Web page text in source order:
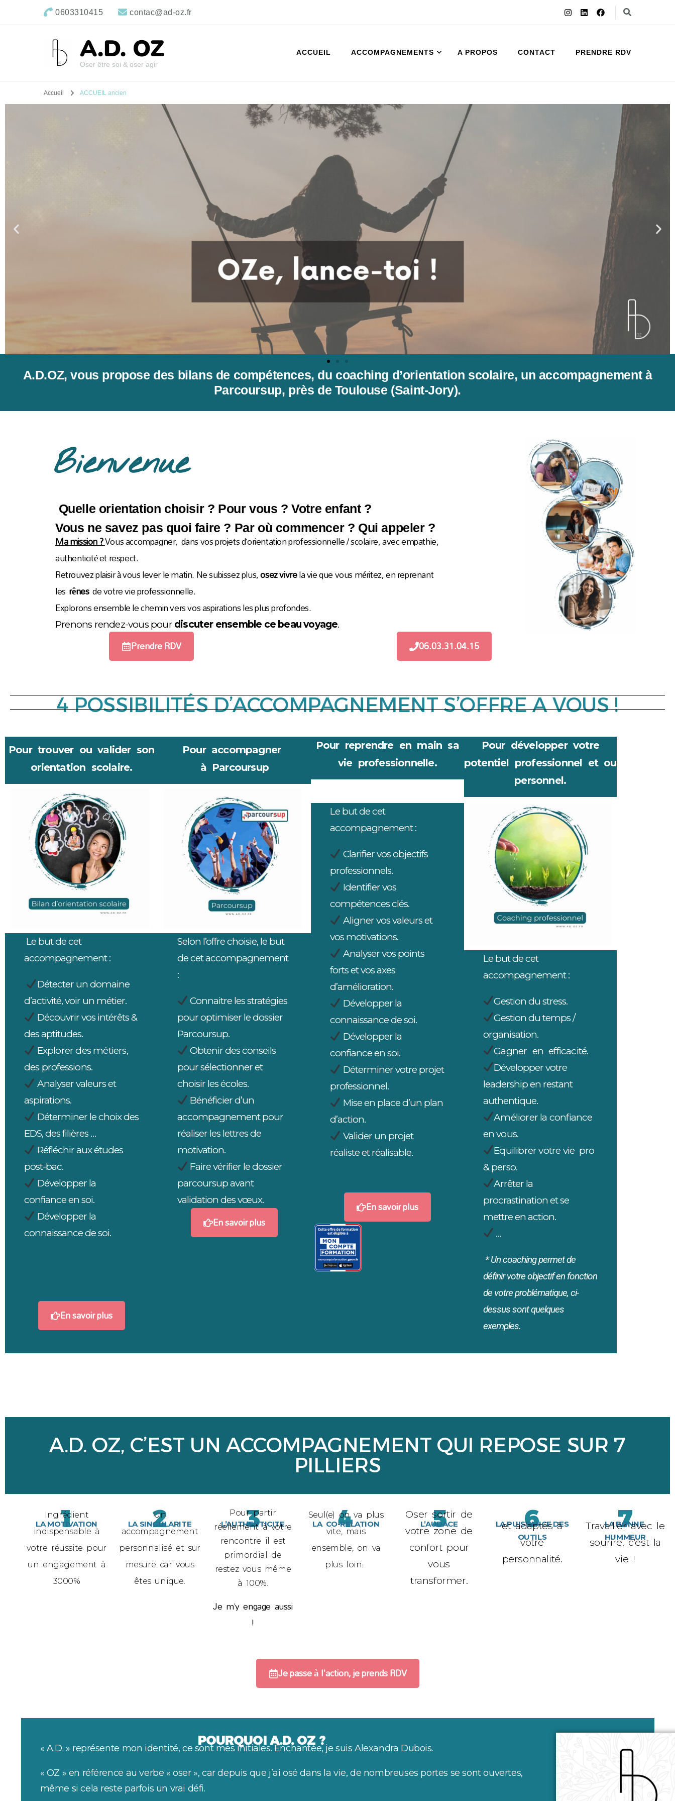
0603310415 contac@ad-oz.fr
A.D. OZ
Oser être soi & oser agir
ACCUEIL ACCOMPAGNEMENTS A PROPOS CONTACT PRENDRE RDV
Accueil ACCUEIL ancien
A.D.OZ, vous propose des bilans de compétences, du coaching d’orientation scolaire, un accompagnement à
Parcoursup, près de Toulouse (Saint-Jory).
Bienvenue
Quelle orientation choisir ? Pour vous ? Votre enfant ?
Vous ne savez pas quoi faire ? Par où commencer ? Qui appeler ?
Ma mission ?Vous accompagner, dans vos projets d’orientation professionnelle / scolaire, avec empathie,
authenticité et respect.
Retrouvezplaisir à vous lever le matin. Ne subissez plus,osez vivrela vie que vous méritez, en reprenant
les rênesde votre vie professionnelle.
Explorons ensemble le chemin vers vos aspirations les plus profondes.
Prenons rendez-vous pour discuter ensemble ce beau voyage.
Prendre RDV 06.03.31.04.15
4 POSSIBILITÉS D’ACCOMPAGNEMENT S’OFFRE A VOUS !
Pour trouver ou valider son
orientation scolaire.
En savoir plus
Le but de cet
accompagnement :
Détecter un domaine
d’activité, voir un métier.
Découvrir vos intérêts &
des aptitudes.
Explorer des métiers,
des professions.
Analyser valeurs et
aspirations.
Déterminer le choix des
EDS, des filières …
Réfléchir aux études
post-bac.
Développer la
confiance en soi.
Développer la
connaissance de soi.
Pour accompagner
à Parcoursup
Selon l’offre choisie, le but
de cet accompagnement
:
Connaitre les stratégies
pour optimiser le dossier
Parcoursup.
Obtenir des conseils
pour sélectionner et
choisir les écoles.
Bénéficier d’un
accompagnement pour
réaliser les lettres de
motivation.
Faire vérifier le dossier
parcoursup avant
validation des vœux.
En savoir plus
Pour reprendre en main sa
vie professionnelle.
Le but de cet
accompagnement :
Clarifier vos objectifs
professionnels.
Identifier vos
compétences clés.
Aligner vos valeurs et
vos motivations.
Analyser vos points
forts et vos axes
d’amélioration.
Développer la
connaissance de soi.
Développer la
confiance en soi.
Déterminer votre projet
professionnel.
Mise en place d’un plan
d’action.
Valider un projet
réaliste et réalisable.
En savoir plus
Pour développer votre
potentiel professionnel et ou
personnel.
Le but de cet
accompagnement :
Gestion du stress.
Gestion du temps /
organisation.
Gagner en efficacité.
Développer votre
leadership en restant
authentique.
Améliorer la confiance
en vous.
Equilibrer votre vie pro
& perso.
Arrêter la
procrastination et se
mettre en action.
…
* Un coaching permet de
définir votre objectif en fonction
de votre problématique, ci-
dessus sont quelques
exemples.
A.D. OZ, C’EST UN ACCOMPAGNEMENT QUI REPOSE SUR 7
PILLIERS
1
LA MOTIVATION
Ingrédient
indispensable à
votre réussite pour
un engagement à
3000%
2
LA SINGULARITE
Un
accompagnement
personnalisé et sur
mesure car vous
êtes unique.
3
L’AUTHENTICITE
Pour partir
réellement à votre
rencontre il est
primordial de
restez vous même
à 100%.
Je m’y engage aussi
!
4
LA CO-RELATION
Seul(e) on va plus
vite, mais
ensemble, on va
plus loin.
5
L’AUDACE
Oser sortir de
votre zone de
confort pour
vous
transformer.
6
LA PUISSANCE DES
OUTILS
et adaptés à
votre
personnalité.
7
LA BONNE
HUMMEUR
Travailler avec le
sourire, c’est la
vie !
Je passe à l'action, je prends RDV
POURQUOI A.D. OZ ?
« A.D. » représente mon identité, ce sont mes initiales. Enchantée, je suis Alexandra Dubois.
« OZ » en référence au verbe « oser », car depuis que j’ai osé dans la vie, de nombreuses portes se sont ouvertes,
même si cela reste parfois un vrai défi.